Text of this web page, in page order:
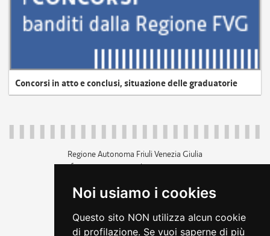
Noi usiamo i cookies
Questo sito NON utilizza alcun cookie
di profilazione. Se vuoi saperne di più
Concorsi in atto e conclusi, situazione delle graduatorie
Regione Autonoma Friuli Venezia Giulia
c.f. 80014930327; p.iva 00526040324
+39 040 3771111
amministrazione trasparente